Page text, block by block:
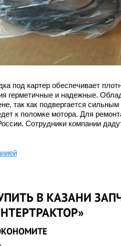
под картер обеспечивает
герметичные и надежные.
так как подвергается
к поломке мотора. Для
Сотрудники компании
В КАЗАНИ